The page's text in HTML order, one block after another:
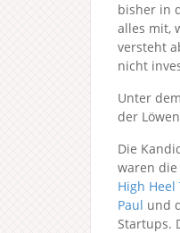
bisher in
alles mit,
versteht
nicht
Unter
der
Die
waren
High Heel
Paul und
Startups.